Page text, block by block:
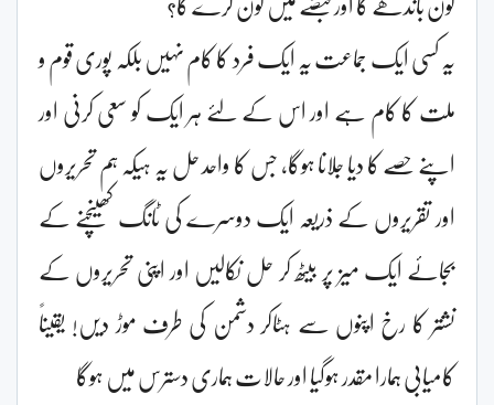
یہ کسی ایک جماعت یہ ایک فرد کا کام نہیں بلکہ پوری قوم و
ملت کا کام ہے اور اس کے لئے ہر ایک کو سعی کرنی اور
اپنے حصے کا دیا جلانا ہوگا، جس کا واحد حل یہ ہیکہ ہم تحریروں
اور تقریروں کے ذریعہ ایک دوسرے کی ٹانگ کھینچنے کے
بجائے ایک میز پر بیٹھ کر حل نکالیں اور اپنی تحریروں کے
نشتر کا رخ اپنوں سے ہٹاکر دشمن کی طرف موڑ دیں! یقیناً
کامیابی ہمارا مقدر ہوگیا اور حالات ہماری دسترس میں ہوگا